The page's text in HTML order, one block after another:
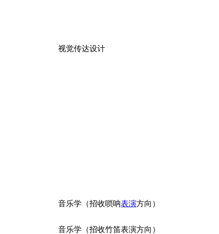
视觉传达设计
音乐学（招收唢呐表演方向）
音乐学（招收竹笛表演方向）